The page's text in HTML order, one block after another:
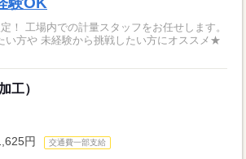
！ 工場内での計量スタッフをお任せします。
い方や 未経験から挑戦したい方にオススメ★
工）
円 交通費一部支給